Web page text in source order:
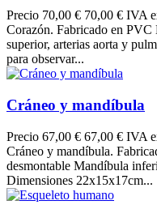
Precio 70,00 € 70,00 € IVA
Corazón. Fabricado en PVC
superior, arterias aorta y
para observar...
Cráneo y mandíbula
Precio 67,00 € 67,00 € IVA
Cráneo y mandíbula.
desmontable Mandíbula
Dimensiones 22x15x17cm...